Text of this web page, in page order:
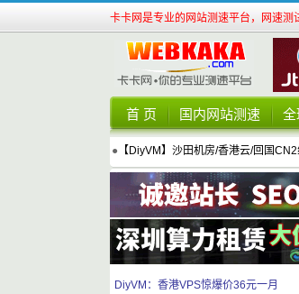
卡卡网是专业的网站测速平台，网速
首 页 国内网站测速 全
● 【DiyVM】沙田机房/香港云/回国
DiyVM：香港VPS惊爆价36元一月